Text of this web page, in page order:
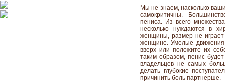
Мы не знаем, насколько
самокритичны.
пениса. Из всего
несколько нуждаются в
женщины, размер не
женщине. Умелые
вверх или положите их
таким образом, пенис
владельцев не самых
делать глубокие
причинить боль партнерше.